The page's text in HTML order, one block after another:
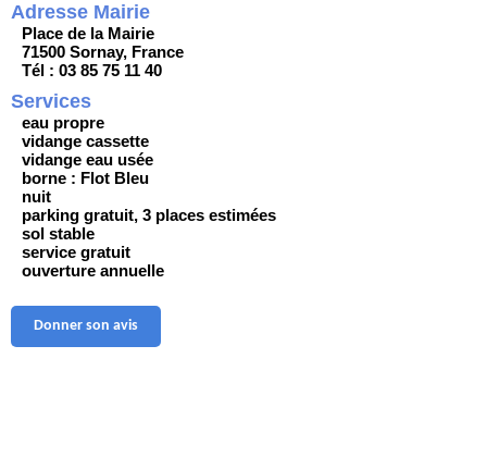
Adresse Mairie
Place de la Mairie
71500 Sornay, France
Tél : 03 85 75 11 40
Services
eau propre
vidange cassette
vidange eau usée
borne : Flot Bleu
nuit
parking gratuit, 3 places estimées
sol stable
service gratuit
ouverture annuelle
Donner son avis